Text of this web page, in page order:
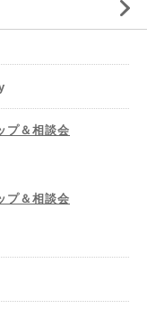
＆相談会
＆相談会